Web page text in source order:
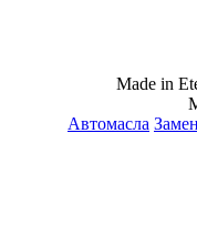
Made in
Автомасла